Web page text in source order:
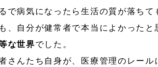
で病気になったら生活の質が落ちて
、自分が健常者で本当によかった
な世界でした。
さんたち自身が、医療管理のレール